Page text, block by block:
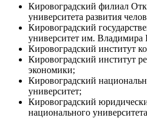
Кировоградский филиал
университета развития
Кировоградский
университет им. Владимира
Кировоградский институт
Кировоградский институт
экономики;
Кировоградский
университет;
Кировоградский
национального